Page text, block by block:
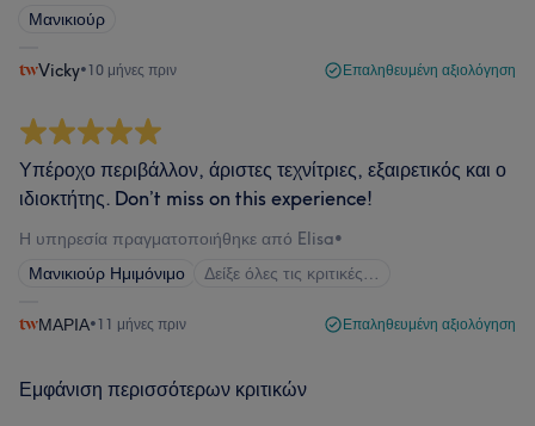
Μανικιούρ
Vicky•10 μήνες πριν Επαληθευμένη αξιολόγηση
Υπέροχο περιβάλλον, άριστες τεχνίτριες, εξαιρετικός και ο
ιδιοκτήτης. Don’t miss on this experience!
Η υπηρεσία πραγματοποιήθηκε από Elisa•
Μανικιούρ Ημιμόνιμο
Δείξε όλες τις κριτικές…
ΜΑΡΙΑ•11 μήνες πριν Επαληθευμένη αξιολόγηση
Εμφάνιση περισσότερων κριτικών